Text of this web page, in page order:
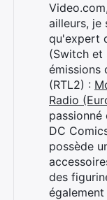
ailleurs, je
qu'expert
(Switch et
émissions
(RTL2) :
Radio
passionné
DC
possède
des